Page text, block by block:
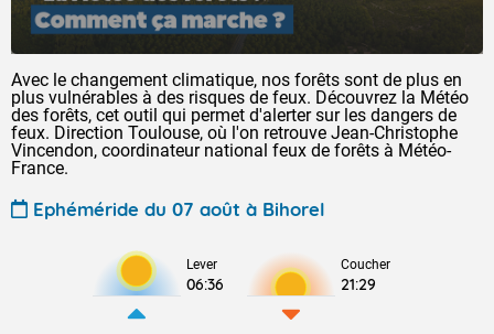
Avec le changement climatique, nos forêts sont de plus en
plus vulnérables à des risques de feux. Découvrez la Météo
des forêts, cet outil qui permet d'alerter sur les dangers de
feux. Direction Toulouse, où l'on retrouve Jean-Christophe
Vincendon, coordinateur national feux de forêts à Météo-
France.
Ephéméride du 07 août à Bihorel
Lever
06:36
Coucher
21:29